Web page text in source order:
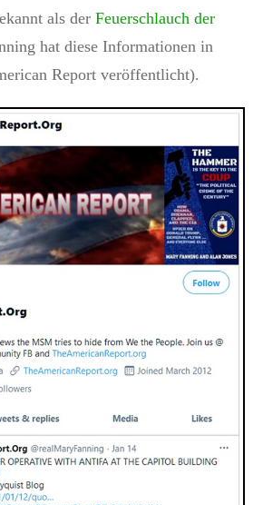
als der Feuerschlauch der
hat diese Informationen in
Report veröffentlicht).